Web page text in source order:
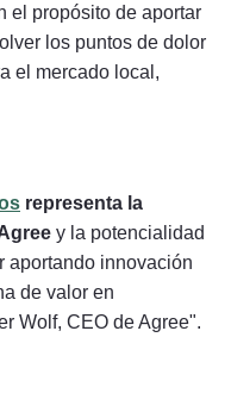
el propósito de aportar
los puntos de dolor
el mercado local,
representa la
y la potencialidad
aportando innovación
de valor en
Wolf, CEO de Agree".